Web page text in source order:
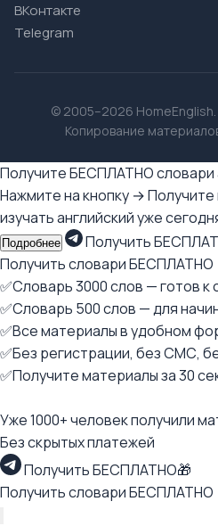
ВКонтакте
Telegram
© 2005–2026
Копирование
Получите БЕСПЛАТНО словари
Нажмите на кнопку →
изучать английский уже
Подробнее
Получить
Получить словари БЕСПЛАТНО
✅Словарь 3000 слов — готов к
✅Словарь 500 слов — для
✅Все материалы в удобном
✅Без регистрации, без СМС,
✅Получите материалы за 30
Уже 1000+ человек получили
Без скрытых платежей
Получить БЕСПЛАТНО🎁
Получить словари БЕСПЛАТНО